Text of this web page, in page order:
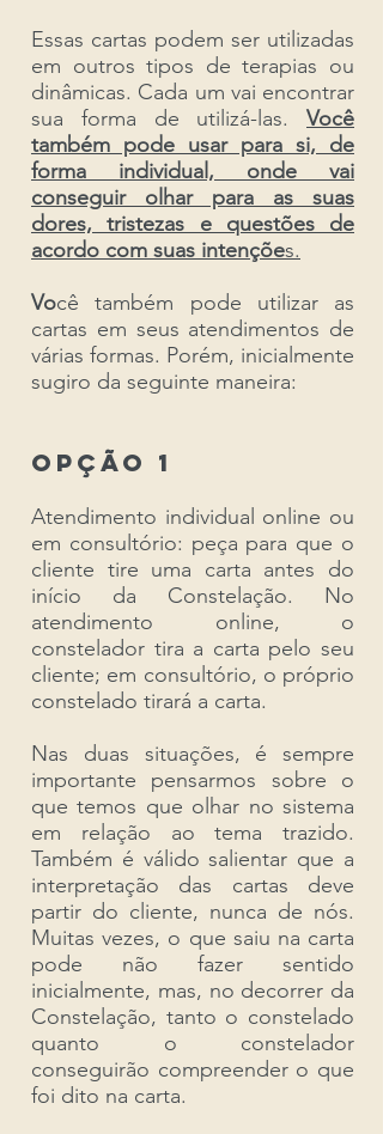
Essas cartas podem ser utilizadas
em outros tipos de terapias ou
dinâmicas. Cada um vai encontrar
sua forma de utilizá-las. Você
também pode usar para si, de
forma individual, onde vai
conseguir olhar para as suas
dores, tristezas e questões de
acordo com suas intenções.
Você também pode utilizar as
cartas em seus atendimentos de
várias formas. Porém, inicialmente
sugiro da seguinte maneira:
Opção 1
Atendimento individual online ou
em consultório: peça para que o
cliente tire uma carta antes do
início da Constelação. No
atendimento online, o
constelador tira a carta pelo seu
cliente; em consultório, o próprio
constelado tirará a carta.
Nas duas situações, é sempre
importante pensarmos sobre o
que temos que olhar no sistema
em relação ao tema trazido.
Também é válido salientar que a
interpretação das cartas deve
partir do cliente, nunca de nós.
Muitas vezes, o que saiu na carta
pode não fazer sentido
inicialmente, mas, no decorrer da
Constelação, tanto o constelado
quanto o constelador
conseguirão compreender o que
foi dito na carta.